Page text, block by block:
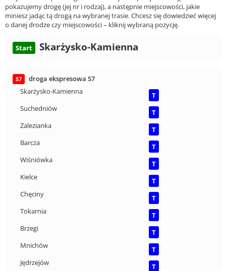
pokazujemy drogę (jej nr i rodzaj), a następnie miejscowości, jakie
miniesz jadąc tą drogą na wybranej trasie. Chcesz się dowiedzieć więcej
o danej drodze czy miejscowości – kliknij wybraną pozycję.
Start Skarżysko-Kamienna
S7
droga ekspresowa S7
Skarżysko-Kamienna
T
Suchedniów
T
Zalezianka
T
Barcza
T
Wiśniówka
T
Kielce
T
Chęciny
T
Tokarnia
T
Brzegi
T
Mnichów
T
Jędrzejów
T